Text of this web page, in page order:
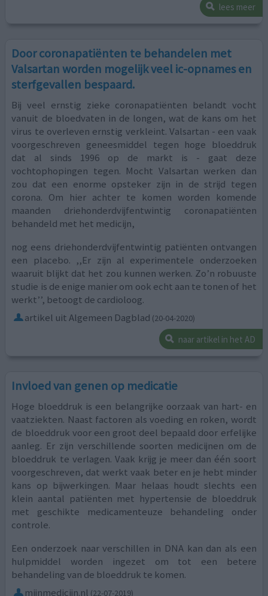
lees meer
Door coronapatiënten te behandelen met
Valsartan worden mogelijk veel ic-opnames en
sterfgevallen bespaard.
Bij veel ernstig zieke coronapatiënten belandt vocht
vanuit de bloedvaten in de longen, wat de kans om het
virus te overleven ernstig verkleint. Valsartan - een vaak
voorgeschreven geneesmiddel tegen hoge bloeddruk
dat al sinds 1996 op de markt is - gaat deze
vochtophopingen tegen. Mocht Valsartan werken dan
zou dat een enorme opsteker zijn in de strijd tegen
corona. Om hier achter te komen worden komende
maanden driehonderdvijfentwintig coronapatiënten
behandeld met het medicijn,
nog eens driehonderdvijfentwintig patiënten ontvangen
een placebo. ,,Er zijn al experimentele onderzoeken
waaruit blijkt dat het zou kunnen werken. Zo’n robuuste
studie is de enige manier om ook echt aan te tonen of het
werkt’’, betoogt de cardioloog.
artikel uit Algemeen Dagblad (20-04-2020)
naar artikel in het AD
Invloed van genen op medicatie
Hoge bloeddruk is een belangrijke oorzaak van hart- en
vaatziekten. Naast factoren als voeding en roken, wordt
de bloeddruk voor een groot deel bepaald door erfelijke
aanleg. Er zijn verschillende soorten medicijnen om de
bloeddruk te verlagen. Vaak krijg je meer dan één soort
voorgeschreven, dat werkt vaak beter en je hebt minder
kans op bijwerkingen. Maar helaas houdt slechts een
klein aantal patiënten met hypertensie de bloeddruk
met geschikte medicamenteuze behandeling onder
controle.
Een onderzoek naar verschillen in DNA kan dan als een
hulpmiddel worden ingezet om tot een betere
behandeling van de bloeddruk te komen.
mijnmedicijn.nl (22-07-2019)